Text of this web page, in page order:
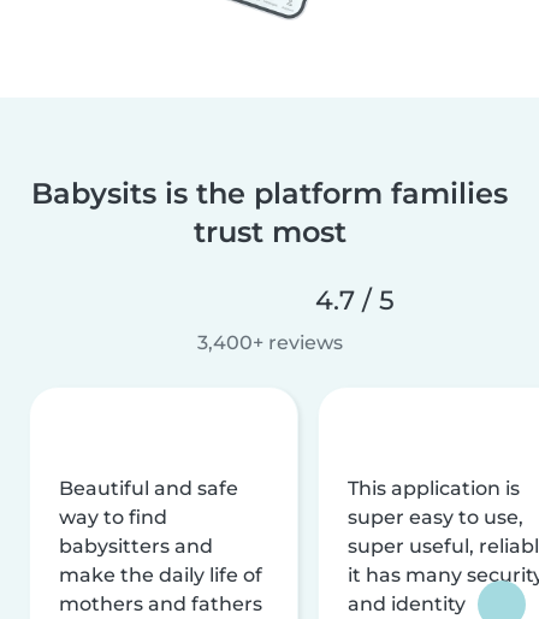
Babysits is the platform families
trust most
4.7 / 5
3,400+ reviews
Beautiful and safe
way to find
babysitters and
make the daily life of
mothers and fathers
This application is
super easy to use,
super useful,
it has many
and identity